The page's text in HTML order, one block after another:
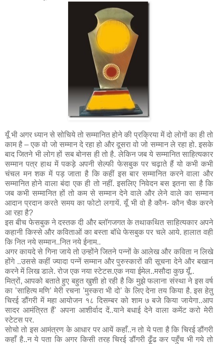
यूँ भी अगर ध्यान से सोचिये तो सम्मानित होने की प्रक्रिया में दो लोगों का ही तो
काम है – एक वो जो सम्मान दे रहा हो और दूसरा वो जो सम्मान ले रहा हो. इसके
बाद जितने भी लोग हों सब बोनस ही तो है. लेकिन जब ये सम्मानित साहित्यकार
सम्मान पत्र हाथ में पकड़े अपनी सेल्फी फेसबुक पर चढ़ाते हैं यो कभी कभी
चंचल मन शक में पड़ जाता है कि कहीं इस बार सम्मानित करने वाला और
सम्मानित होने वाला बंदा एक ही तो नहीं. इसलिए निवेदन बस इतना सा है कि
जब कभी सम्मानित हों तो कम से सम्मान देने वाले और लेने वाले का सम्मान
आदान प्रदान करते समय का फोटो लगायें. यूँ भी वो है कौन- कौन चैक करने
आ रहा है?
इस बीच फेसबुक ने दस्तक दी और ब्लॉगजगत के तथाकथित साहित्यकार अपने
कहानी किस्से और कविताओं का बस्ता बॉधे फेसबुक पर चले आये. हालात वही
कि नित नये सम्मान..नित नये ईनाम..
अगर कायदे से गिना जाये तो उन्होंने जितने पन्नों के आलेख और कविता न लिखे
होंगे ..उससे कहीं ज्यादा पन्नें सम्मान और पुरुस्कारों की सूचना देने और बखान
करने में लिख डाले. रोज एक नया स्टेटस.एक नया ईमेल..मसौदा कुछ यूँ..
मित्रों, आपको बताते हुए बहुत खुशी हो रही है कि मुझे फलाना संस्था ने इस वर्ष
का ’साहित्य मणि’ मेरी रचना ’मुस्करा भी दो’ के लिए देना तय किया है. इस हेतु
चिरई डौंगरी में महा आयोजन १८ दिसम्बर को शाम ७ बजे किया जायेगा..आप
सादर आमंत्रित हैं’ अपना आशीर्वाद दें..याने बधाई देने वाला कमेंट करो मेरी
स्टेटस पर.
सोचो तो इस आमंत्रण के आधार पर आयें कहाँ..न तो ये पता है कि चिरई डौंगरी
कहाँ है..न ये पता कि अगर किसी तरह चिरई डौंगरी ढ़ूँढ कर पहुँच भी गये तो